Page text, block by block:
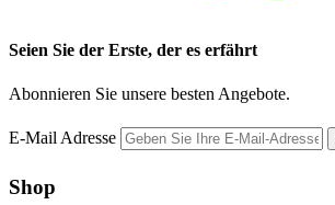
Seien Sie der Erste, der es erfährt
Abonnieren Sie unsere besten Angebote.
E-Mail Adresse
Shop